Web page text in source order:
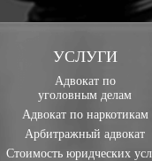
УСЛУГИ
Адвокат по
уголовным делам
Адвокат по наркотикам
Арбитражный адвокат
Стоимость юридческих